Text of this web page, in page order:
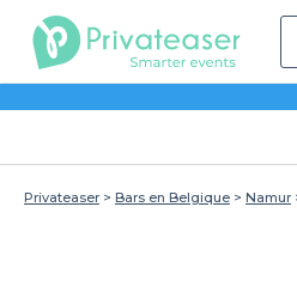
Privateaser Bars en Belgique Namur